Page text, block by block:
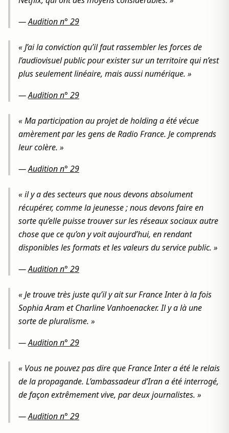
—Audition n° 29
« J’ai la conviction qu’il faut rassembler les forces de
l’audiovisuel public pour exister sur un territoire qui n’est
plus seulement linéaire, mais aussi numérique. »
—Audition n° 29
« Ma participation au projet de holding a été vécue
amèrement par les gens de Radio France. Je comprends
leur colère. »
—Audition n° 29
« il y a des secteurs que nous devons absolument
récupérer, comme la jeunesse ; nous devons faire en
sorte qu’elle puisse trouver sur les réseaux sociaux autre
chose que ce qu’on y voit aujourd’hui, en rendant
disponibles les formats et les valeurs du service public. »
—Audition n° 29
« Je trouve très juste qu’il y ait sur France Inter à la fois
Sophia Aram et Charline Vanhoenacker. Il y a là une
sorte de pluralisme. »
—Audition n° 29
« Vous ne pouvez pas dire que France Inter a été le relais
de la propagande. L’ambassadeur d’Iran a été interrogé,
de façon extrêmement vive, par deux journalistes. »
—Audition n° 29